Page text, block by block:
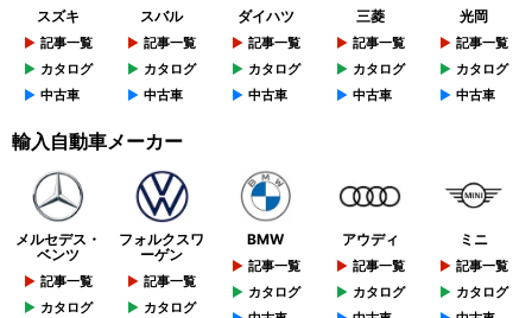
スズキ
記事一覧
カタログ
中古車
スバル
記事一覧
カタログ
中古車
ダイハツ
記事一覧
カタログ
中古車
三菱
記事一覧
カタログ
中古車
光岡
記事一覧
カタログ
中古車
輸入自動車メーカー
メルセデス・
ベンツ
記事一覧
カタログ
フォルクスワ
ーゲン
記事一覧
カタログ
BMW
記事一覧
カタログ
アウディ
記事一覧
カタログ
ミニ
記事一覧
カタログ